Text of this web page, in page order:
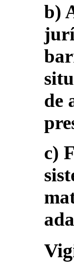
b)
de
c)